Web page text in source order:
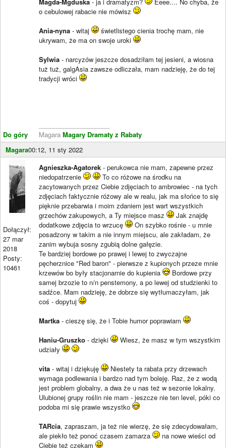
Do góry
o cebulowej rabacie nie mówisz
Ania-nyna - witaj
świetlistego cienia trochę mam, nie
ukrywam, że ma on swoje uroki
Sylwia - narcyzów jeszcze dosadziłam tej jesieni, a wiosna
tuż tuż, galgAsia zawsze odliczała, mam nadzieję, że do tej
tradycji wróci
Magara Magary Dramaty z Rabaty
Magara00:12, 11 sty 2022
Dołączył:
27 mar
2018
Posty:
10461
Agnieszka-Agatorek - perukowca nie mam, zapewne przez
niedopatrzenie
To co różowe na środku na
zacytowanych przez Ciebie zdjęciach to ambrowiec - na tych
zdjęciach faktycznie różowy ale w realu, jak ma słońce to się
pięknie przebarwia i moim zdaniem jest wart wszystkich
grzechów zakupowych, a Ty miejsce masz
Jak znajdę
dodatkowe zdjęcia to wrzucę
On szybko rośnie - u mnie
posadzony w takim a nie innym miejscu, ale zakładam, że
zanim wybuja sosny zgubią dolne gałęzie.
Te bardziej bordowe po prawej i lewej to zwyczajne
pęcherznice "Red baron" - pierwsze z kupionych przeze mnie
krzewów bo były stacjonarnie do kupienia
Bordowe przy
samej brzozie to n/n penstemony, a po lewej od studzienki to
sadźce. Mam nadzieję, że dobrze się wytłumaczyłam, jak
coś - dopytuj
Martka - cieszę się, że i Tobie humor poprawiam
Haniu-Gruszko - dzięki
Wiesz, że masz w tym wszystkim
udziały
vita - witaj i dziękuję
Niestety ta rabata przy drzewach
wymaga podlewania i bardzo nad tym boleję. Raz, że z wodą
jest problem globalny, a dwa że u nas też w sezonie lokalny.
Ulubionej grupy roślin nie mam - jeszcze nie ten level, póki co
podoba mi się prawie wszystko
TARcia, zapraszam, ja też nie wierzę, że się zdecydowałam,
ale piekło też ponoć czasem zamarza
na nowe wieści od
Ciebie też czekam